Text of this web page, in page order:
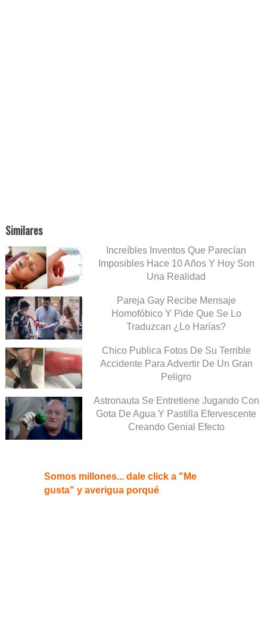
Similares
Increíbles Inventos Que Parecían
Imposibles Hace 10 Años Y Hoy Son
Una Realidad
Pareja Gay Recibe Mensaje
Homofóbico Y Pide Que Se Lo
Traduzcan ¿Lo Harías?
Chico Publica Fotos De Su Terrible
Accidente Para Advertir De Un Gran
Peligro
Astronauta Se Entretiene Jugando Con
Gota De Agua Y Pastilla Efervescente
Creando Genial Efecto
Somos millones... dale click a "Me
gusta" y averigua porqué